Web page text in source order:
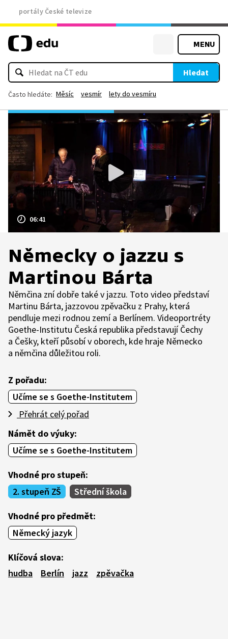
portály České televize
MENU
Hledat
Často hledáte: Měsíc vesmír lety do vesmíru
06:41
Německy o jazzu s
Martinou Bárta
Němčina zní dobře také v jazzu. Toto video představí
Martinu Bárta, jazzovou zpěvačku z Prahy, která
pendluje mezi rodnou zemí a Berlínem. Videoportréty
Goethe-Institutu Česká republika představují Čechy
a Češky, kteří působí v oborech, kde hraje Německo
a němčina důležitou roli.
Z pořadu:
Učíme se s Goethe-Institutem
Přehrát celý pořad
Námět do výuky:
Učíme se s Goethe-Institutem
Vhodné pro stupeň:
2. stupeň ZŠ
Střední škola
Vhodné pro předmět:
Německý jazyk
Klíčová slova:
hudba
Berlín jazz zpěvačka